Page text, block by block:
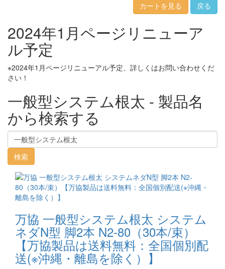
カートを見る
2024年1月ページリニューア
ル予定
※2024年1月ページリニューアル予定、詳しくはお問い合わせくだ
さい！
一般型システム根太 - 製品名
から検索する
検索
万協 一般型システム根太 システム
ネダN型 脚2本 N2-80（30本/束）
【万協製品は送料無料：全国個別配
送(※沖縄・離島を除く）】